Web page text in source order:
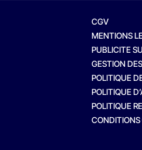
CGV
MENTIONS
PUBLICITE
GESTION
POLITIQUE
POLITIQUE
POLITIQUE
CONDITIONS